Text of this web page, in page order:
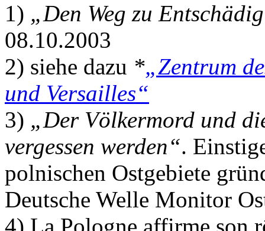
1) „Den Weg zu
08.10.2003
2) siehe dazu *„Zentrum
und Versailles“
3) „Der Völkermord und
vergessen werden“.
polnischen Ostgebiete
Deutsche Welle Monitor